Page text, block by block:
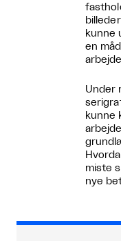
kunne
en
Under
kunne
miste
nye